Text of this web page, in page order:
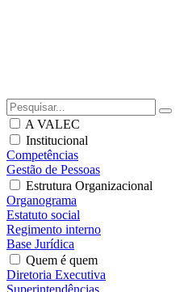
A VALEC
Institucional
Competências
Gestão de Pessoas
Estrutura Organizacional
Organograma
Estatuto social
Regimento interno
Base Jurídica
Quem é quem
Diretoria Executiva
Superintendências